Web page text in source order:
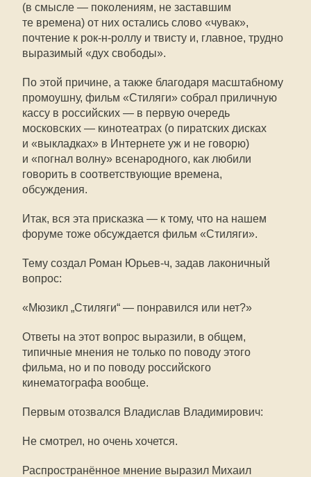
(в смысле — поколениям, не заставшим
те времена) от них остались слово «чувак»,
почтение к рок-н-роллу и твисту и, главное, трудно
выразимый «дух свободы».
По этой причине, а также благодаря масштабному
промоушну, фильм «Стиляги» собрал приличную
кассу в российских — в первую очередь
московских — кинотеатрах (о пиратских дисках
и «выкладках» в Интернете уж и не говорю)
и «погнал волну» всенародного, как любили
говорить в соответствующие времена,
обсуждения.
Итак, вся эта присказка — к тому, что на нашем
форуме тоже обсуждается фильм «Стиляги».
Тему создал Роман Юрьев-ч, задав лаконичный
вопрос:
«Мюзикл „Стиляги“ — понравился или нет?»
Ответы на этот вопрос выразили, в общем,
типичные мнения не только по поводу этого
фильма, но и по поводу российского
кинематографа вообще.
Первым отозвался Владислав Владимирович:
Не смотрел, но очень хочется.
Распространённое мнение выразил Михаил